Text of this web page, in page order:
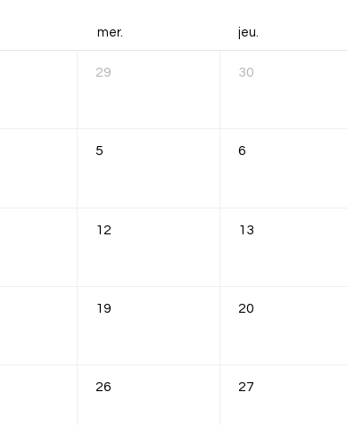
mer. jeu.
29 30
5 6
12 13
19 20
26 27